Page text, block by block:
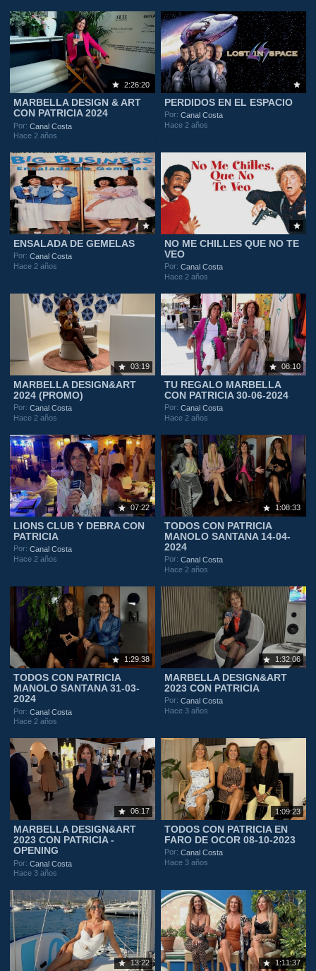
2:26:20
MARBELLA DESIGN & ART
CON PATRICIA 2024
Por:Canal Costa
Hace 2 años
PERDIDOS EN EL ESPACIO
Por:Canal Costa
Hace 2 años
ENSALADA DE GEMELAS
Por:Canal Costa
Hace 2 años
NO ME CHILLES QUE NO TE
VEO
Por:Canal Costa
Hace 2 años
03:19
MARBELLA DESIGN&ART
2024 (PROMO)
Por:Canal Costa
Hace 2 años
08:10
TU REGALO MARBELLA
CON PATRICIA 30-06-2024
Por:Canal Costa
Hace 2 años
07:22
LIONS CLUB Y DEBRA CON
PATRICIA
Por:Canal Costa
Hace 2 años
1:08:33
TODOS CON PATRICIA
MANOLO SANTANA 14-04-
2024
Por:Canal Costa
Hace 2 años
1:29:38
TODOS CON PATRICIA
MANOLO SANTANA 31-03-
2024
Por:Canal Costa
Hace 2 años
1:32:06
MARBELLA DESIGN&ART
2023 CON PATRICIA
Por:Canal Costa
Hace 3 años
06:17
MARBELLA DESIGN&ART
2023 CON PATRICIA -
OPENING
Por:Canal Costa
Hace 3 años
1:09:23
TODOS CON PATRICIA EN
FARO DE OCOR 08-10-2023
Por:Canal Costa
Hace 3 años
13:22 1:11:37